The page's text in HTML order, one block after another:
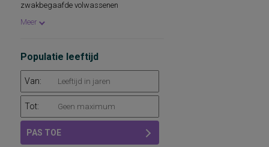
zwakbegaafde volwassenen
leerlingen in klas 1 mavo
Meer
Populatie leeftijd
Van:
Tot:
PAS TOE